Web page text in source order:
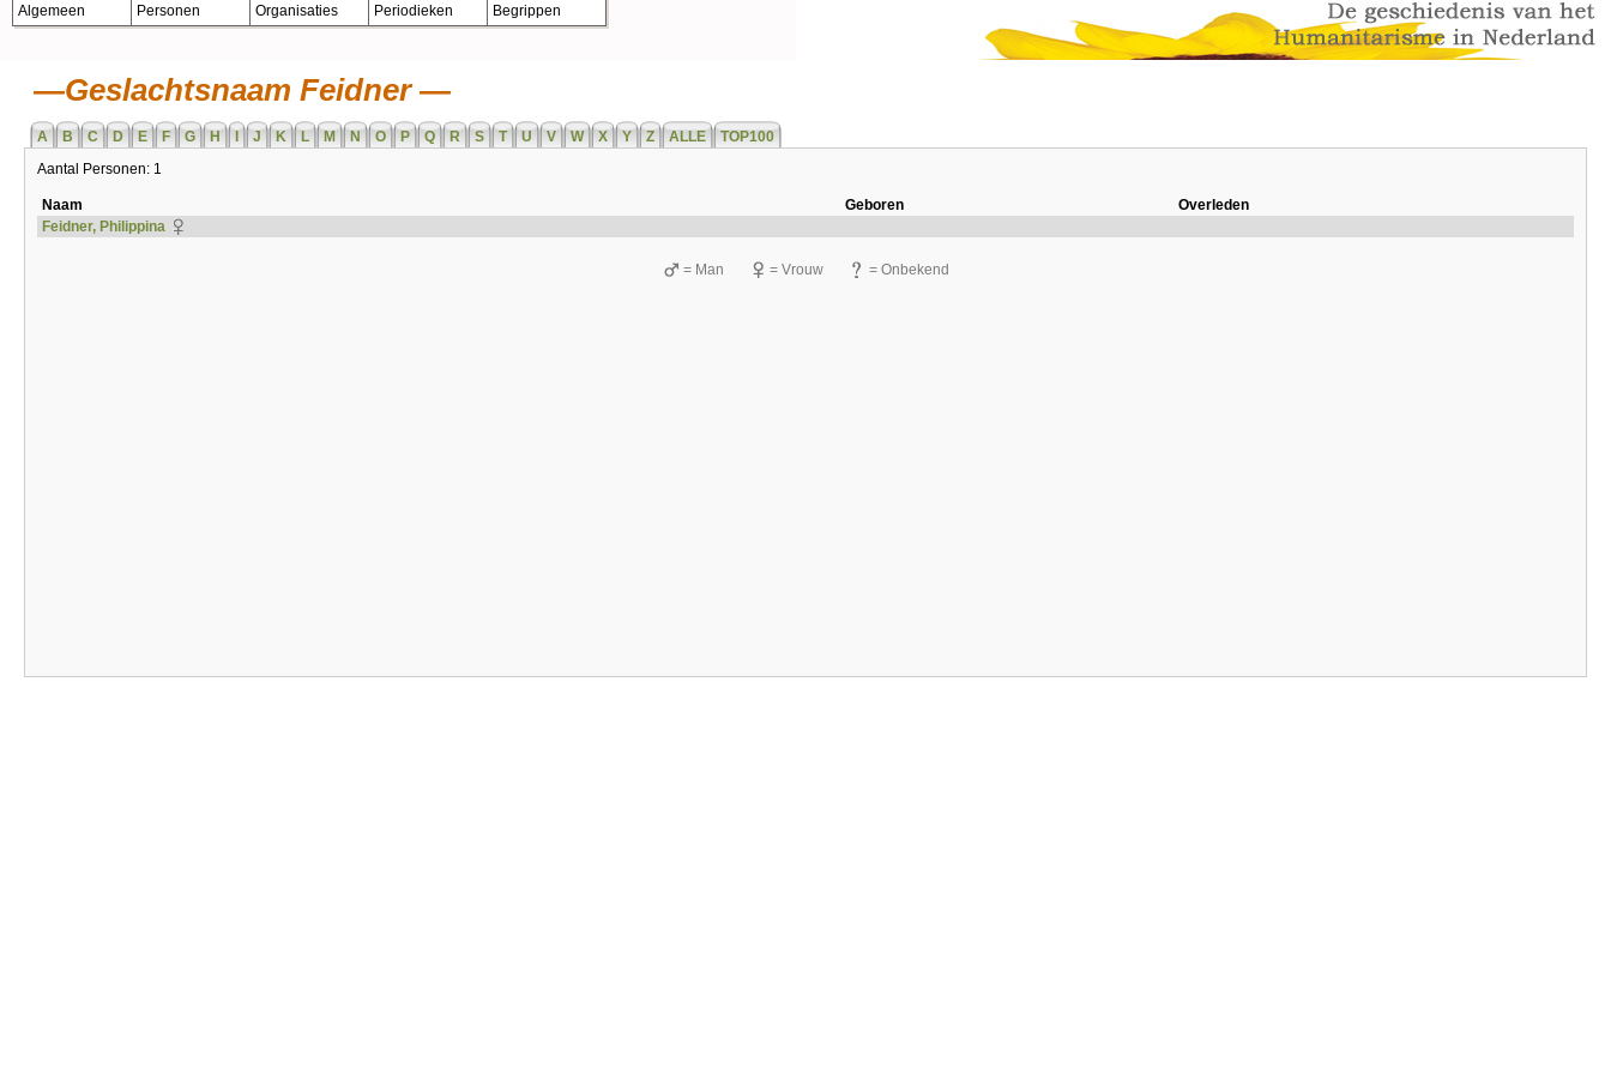
Algemeen Personen Organisaties Periodieken Begrippen
Geslachtsnaam Feidner
A B C D E F G H J K L M N O P Q R S T U V W X Y Z ALLE
TOP100
Aantal Personen: 1
Naam Geboren
Overleden
Feidner, Philippina
= Man = Vrouw = Onbekend